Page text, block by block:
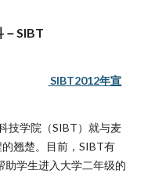
－SIBT
SIBT2012年宣
技学院（SIBT）就与麦
翘楚。目前，SIBT有
学生进入大学二年级的